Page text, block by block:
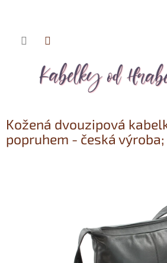
Přejít
Kožená dvouzipová
popruhem - česká výroba;